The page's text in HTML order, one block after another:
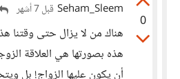
0
Seham_Sleem قبل 7 أشهر
هناك من لا يزال حتى وقتنا
هذه بصورتها هي العلاقة